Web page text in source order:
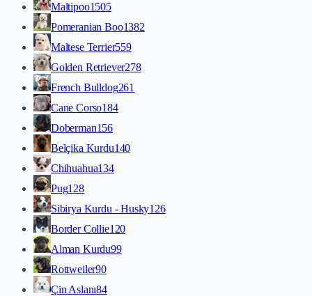
Maltipoo1505
Pomeranian Boo1382
Maltese Terrier559
Golden Retriever278
French Bulldog261
Cane Corso184
Doberman156
Belçika Kurdu140
Chihuahua134
Pug128
Sibirya Kurdu - Husky126
Border Collie120
Alman Kurdu99
Rottweiler90
Çin Aslanı84